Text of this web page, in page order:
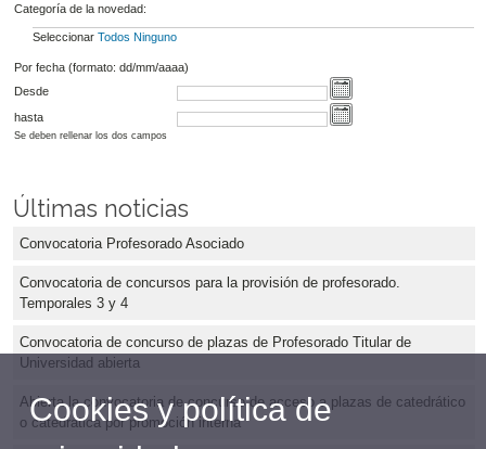
Categoría de la novedad:
Seleccionar Todos Ninguno
Por fecha (formato: dd/mm/aaaa)
Desde
hasta
Se deben rellenar los dos campos
Últimas noticias
Convocatoria Profesorado Asociado
Convocatoria de concursos para la provisión de profesorado.
Temporales 3 y 4
Convocatoria de concurso de plazas de Profesorado Titular de
Universidad abierta
Abierta la convocatoria de concurso de acceso a plazas de catedrático
o catedrática por promoción interna
Cookies y política de